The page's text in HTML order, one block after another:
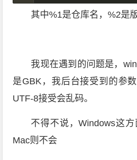
其中%1是仓库名，%2是
我现在遇到的问题是，
是GBK，我后台接受到的参
UTF-8接受会乱码。
不得不说，Windows这
Mac则不会